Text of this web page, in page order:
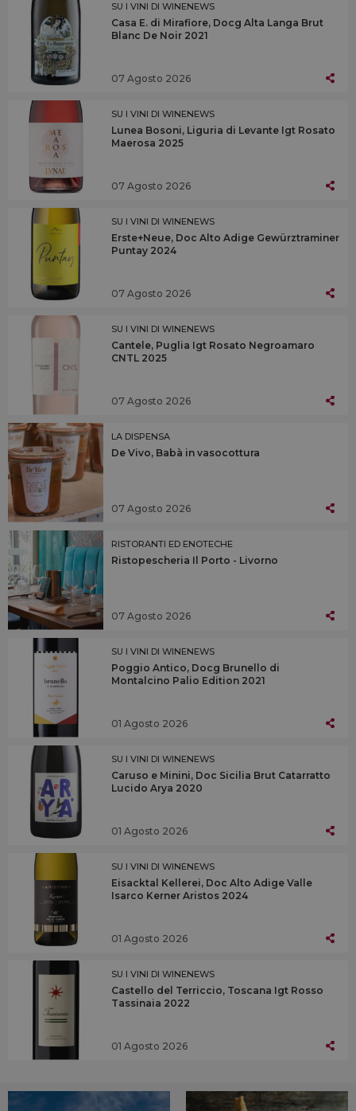
SU I VINI DI WINENEWS
Casa E. di Mirafiore, Docg Alta Langa Brut
Blanc De Noir 2021
07 Agosto 2026
SU I VINI DI WINENEWS
Lunea Bosoni, Liguria di Levante Igt Rosato
Maerosa 2025
07 Agosto 2026
SU I VINI DI WINENEWS
Erste+Neue, Doc Alto Adige Gewürztraminer
Puntay 2024
07 Agosto 2026
SU I VINI DI WINENEWS
Cantele, Puglia Igt Rosato Negroamaro
CNTL 2025
07 Agosto 2026
LA DISPENSA
De Vivo, Babà in vasocottura
07 Agosto 2026
RISTORANTI ED ENOTECHE
Ristopescheria Il Porto - Livorno
07 Agosto 2026
SU I VINI DI WINENEWS
Poggio Antico, Docg Brunello di
Montalcino Palio Edition 2021
01 Agosto 2026
SU I VINI DI WINENEWS
Caruso e Minini, Doc Sicilia Brut Catarratto
Lucido Arya 2020
01 Agosto 2026
SU I VINI DI WINENEWS
Eisacktal Kellerei, Doc Alto Adige Valle
Isarco Kerner Aristos 2024
01 Agosto 2026
SU I VINI DI WINENEWS
Castello del Terriccio, Toscana Igt Rosso
Tassinaia 2022
01 Agosto 2026